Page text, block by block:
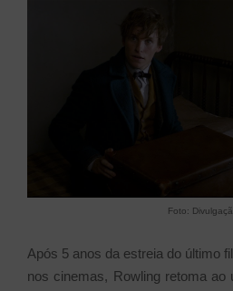
Foto:
Após 5 anos da estreia do último
nos cinemas, Rowling retoma ao